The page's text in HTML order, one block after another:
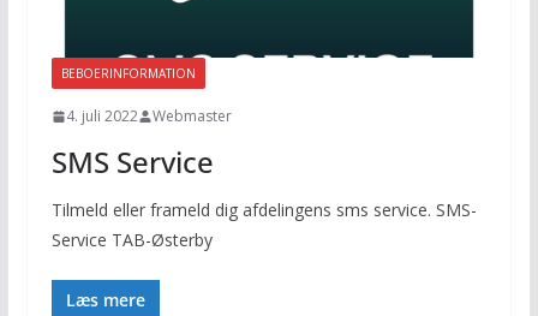
BEBOERINFORMATION
4. juli 2022 Webmaster
SMS Service
Tilmeld eller frameld dig afdelingens sms service. SMS-
Service TAB-Østerby
Læs mere